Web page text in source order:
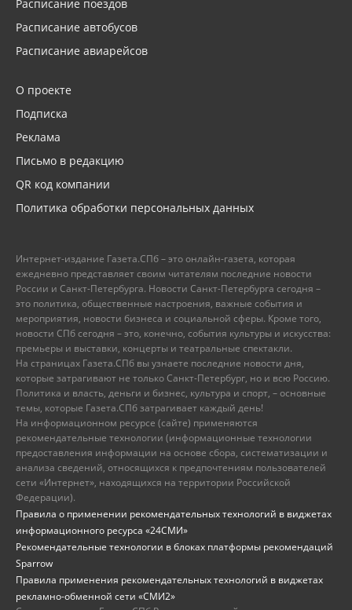
Расписание поездов
Расписание автобусов
Расписание авиарейсов
О проекте
Подписка
Реклама
Письмо в редакцию
QR код компании
Политика обработки персональных данных
Интернет-издание Газета.СПб – это онлайн-газета, которая
ежедневно представляет своим читателям последние новости
России и Санкт-Петербурга. Новости Санкт-Петербурга сегодня –
это политика, общественные настроения, важные события и
мероприятия, новости бизнеса и социальной сферы. Кроме того,
новости СПб сегодня – это, конечно, события культуры и искусства:
премьеры и выставки, концерты и театральные спектакли.
На страницах Газета.СПб вы узнаете последние новости дня,
которые затрагивают не только Санкт-Петербург, но и всю Россию.
Политика и власть, деньги и бизнес, культура и спорт, – основные
темы, которые Газета.СПб затрагивает каждый день!
На информационном ресурсе (сайте) применяются
рекомендательные технологии (информационные технологии
предоставления информации на основе сбора, систематизации и
анализа сведений, относящихся к предпочтениям пользователей
сети «Интернет», находящихся на территории Российской
Федерации).
Правила о применении рекомендательных технологий в виджетах
информационного ресурса «24СМИ»
Рекомендательные технологии в блоках платформы рекомендаций
Sparrow
Правила применения рекомендательных технологий в виджетах
рекламно-обменной сети «СМИ2»